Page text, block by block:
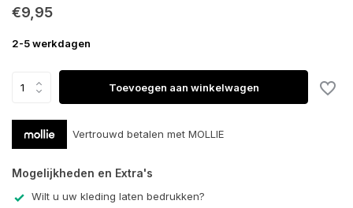
€9,95
2-5 werkdagen
Toevoegen aan winkelwagen
Vertrouwd betalen met MOLLIE
Mogelijkheden en Extra's
Wilt u uw kleding laten bedrukken?